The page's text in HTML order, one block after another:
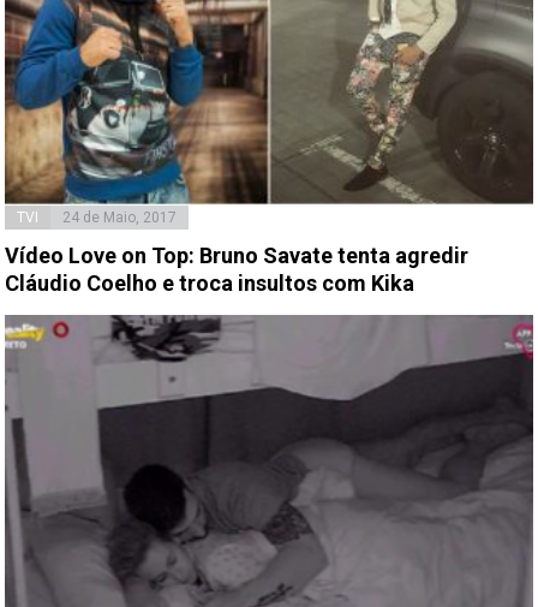
TVI 24 de Maio, 2017
Vídeo Love on Top: Bruno Savate tenta agredir
Cláudio Coelho e troca insultos com Kika